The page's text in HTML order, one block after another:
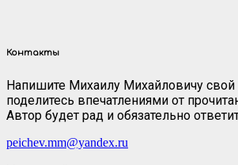
Контакты
Напишите Михаилу Михайловичу свой
поделитесь впечатлениями от
Автор будет рад и обязательно
peichev.mm@yandex.ru